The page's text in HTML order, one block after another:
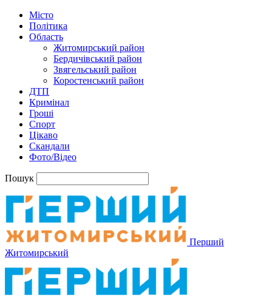
Місто
Політика
Область
Житомирський район
Бердичівський район
Звягельський район
Коростенський район
ДТП
Кримінал
Гроші
Спорт
Цікаво
Скандали
Фото/Відео
Пошук
Перший
Житомирський